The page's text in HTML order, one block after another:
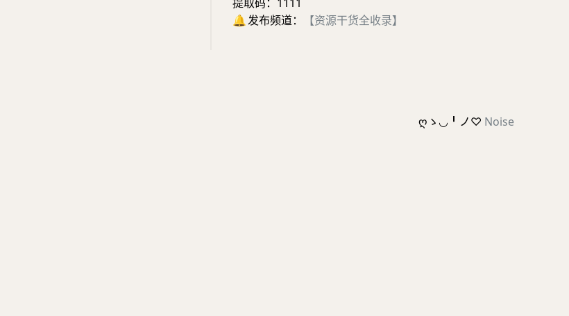
提取码：1111
🔔发布频道： 【资源干货全收录】
ღゝ◡╹ノ♡ Noise